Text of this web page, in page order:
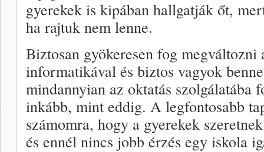
gyerekek is kipában hallgatják őt,
ha rajtuk nem lenne.
Biztosan gyökeresen fog megváltozni
informatikával és biztos vagyok
mindannyian az oktatás szolgálatába
inkább, mint eddig. A legfontosabb
számomra, hogy a gyerekek
és ennél nincs jobb érzés egy iskola